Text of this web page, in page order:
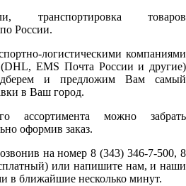
транспортировка товаров
России.
логистическими компаниями
EMS Почта России и другие)
и предложим Вам самый
в Ваш город.
ассортимента можно забрать
оформив заказ.
на номер 8 (343) 346-7-500, 8
или напишите нам, и наши
в ближайшие несколько минут.